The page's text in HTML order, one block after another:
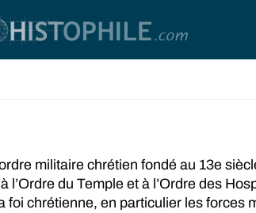
militaire chrétien fondé au 13e
du Temple et à l’Ordre des
chrétienne, en particulier les forces